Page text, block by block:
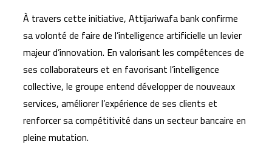
À travers cette initiative, Attijariwafa bank confirme
sa volonté de faire de l’intelligence artificielle un levier
majeur d’innovation. En valorisant les compétences de
ses collaborateurs et en favorisant l’intelligence
collective, le groupe entend développer de nouveaux
services, améliorer l’expérience de ses clients et
renforcer sa compétitivité dans un secteur bancaire en
pleine mutation.